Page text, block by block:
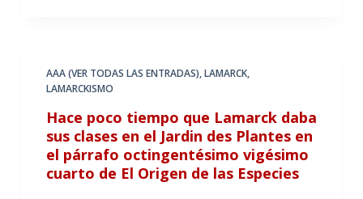
AAA (VER TODAS LAS ENTRADAS),LAMARCK,
LAMARCKISMO
Hace poco tiempo que Lamarck daba
sus clases en el Jardin des Plantes en
el párrafo octingentésimo vigésimo
cuarto de El Origen de las Especies